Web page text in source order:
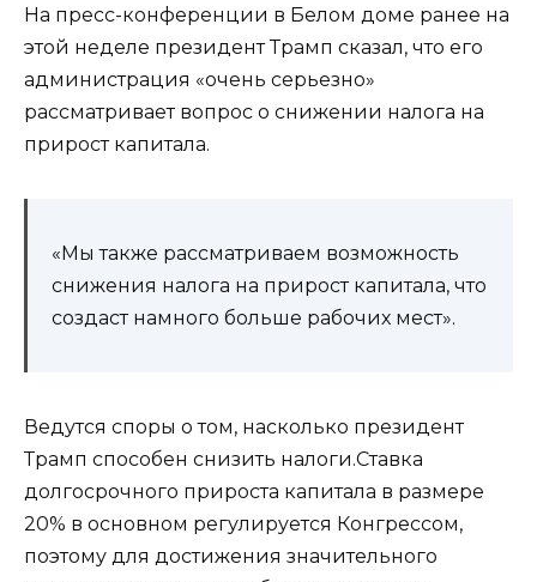
На пресс-конференции в Белом доме ранее на
этой неделе президент Трамп сказал, что его
администрация «очень серьезно»
рассматривает вопрос о снижении налога на
прирост капитала.
«Мы также рассматриваем возможность
снижения налога на прирост капитала, что
создаст намного больше рабочих мест».
Ведутся споры о том, насколько президент
Трамп способен снизить налоги.Ставка
долгосрочного прироста капитала в размере
20% в основном регулируется Конгрессом,
поэтому для достижения значительного